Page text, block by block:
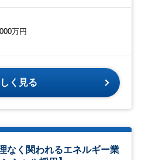
万円
く見る
なく関われるエネルギー業